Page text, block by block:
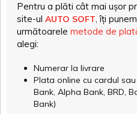
Pentru a plăti cât mai ușor
site-ul AUTO SOFT, îți
următoarele metode de
alegi:
Numerar la livrare
Plata online cu cardul
Bank, Alpha Bank, BRD,
Bank)